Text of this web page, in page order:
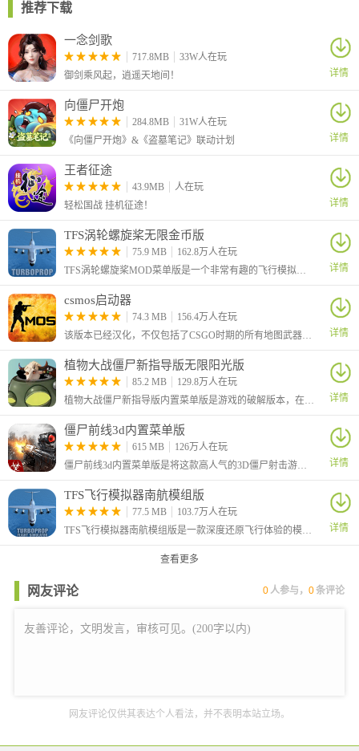
4、点击开始游戏
推荐下载
一念剑歌
717.8MB
33W人在玩
御剑乘风起，逍遥天地间！
详情
向僵尸开炮
284.8MB
31W人在玩
《向僵尸开炮》&《盗墓笔记》联动计划
详情
王者征途
43.9MB
人在玩
轻松国战 挂机征途！
详情
TFS涡轮螺旋桨无限金币版
75.9 MB
162.8万人在玩
TFS涡轮螺旋桨MOD菜单版是一个非常有趣的飞行模拟游戏，玩家可以体验到多种版本的军用飞机和客机，学习飞行、滑行、起飞和着陆的基本知识。
详情
csmos启动器
74.3 MB
156.4万人在玩
该版本已经汉化，不仅包括了CSGO时期的所有地图武器，就连界面都一比一还原了，低端手机也可以轻松游玩。多种游戏模式等你来体验，休闲模式、竞技模式、人机对战等等，喜欢cs的小伙伴们，快来试试吧！
详情
植物大战僵尸新指导版无限阳光版
85.2 MB
129.8万人在玩
植物大战僵尸新指导版内置菜单版是游戏的破解版本，在该版本中为玩家提供无CD、大量阳光、大量锤子等等功能。这是一款策略塔防游戏，在原有指导版的基础上进行了升级修改。
详情
僵尸前线3d内置菜单版
615 MB
126万人在玩
僵尸前线3d内置菜单版是将这款高人气的3D僵尸射击游戏完美破解的版本，角色无敌，且一击秒杀。
详情
TFS飞行模拟器南航模组版
77.5 MB
103.7万人在玩
TFS飞行模拟器南航模组版是一款深度还原飞行体验的模拟游戏，它结合了高精度物理引擎与逼真的环境模拟，使玩家能够沉浸在真实的虚拟飞行世界之中。
详情
查看更多
网友评论 0 人参与，0条评论
网友评论仅供其表达个人看法，并不表明本站立场。